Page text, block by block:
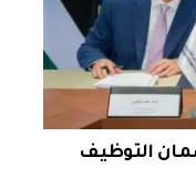
التوظيف